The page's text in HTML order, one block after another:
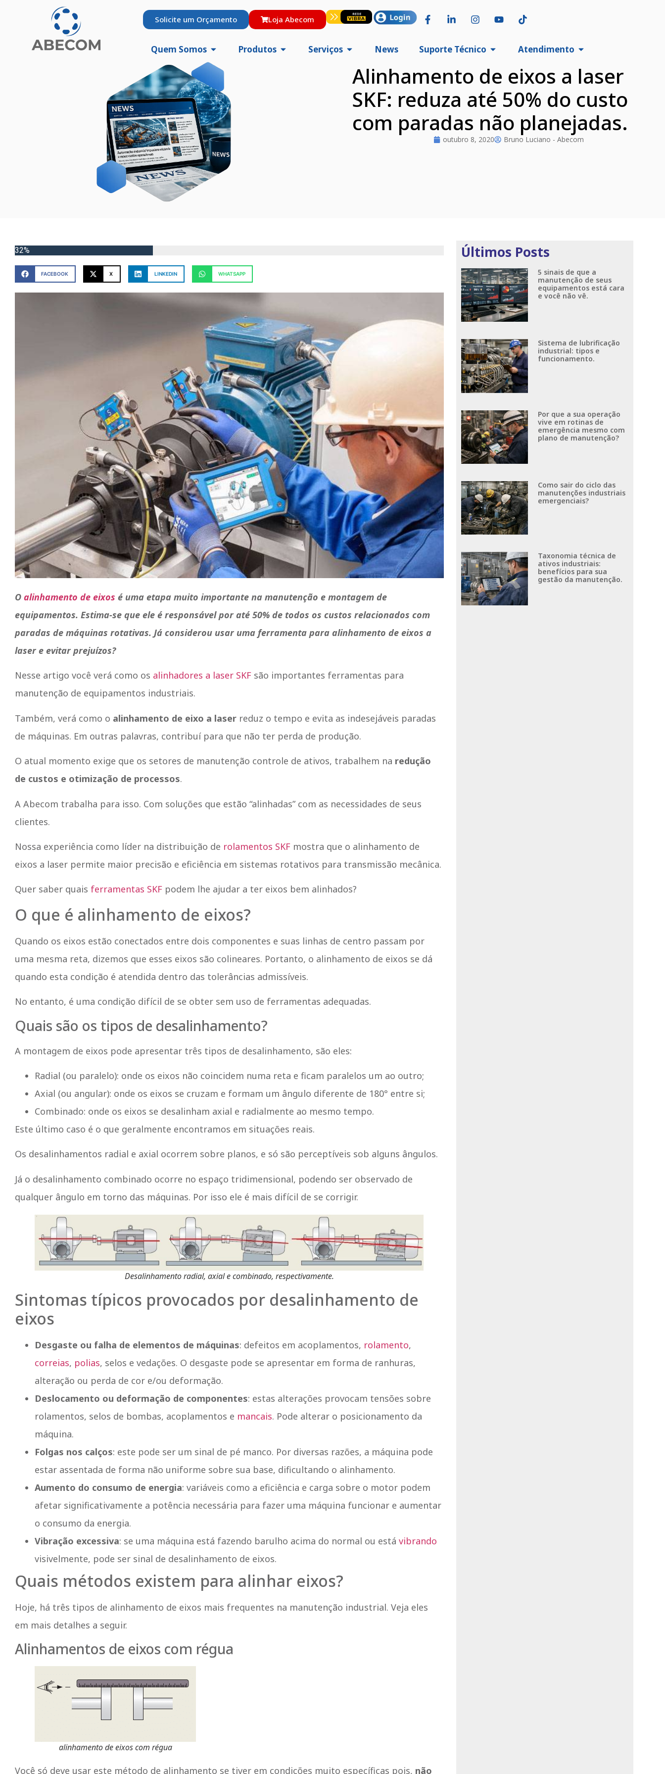
Solicite um Orçamento Loja Abecom
Quem Somos Produtos Serviços News Suporte Técnico Atendimento
Alinhamento de eixos a laser
SKF: reduza até 50% do custo
com paradas não planejadas.
outubro 8, 2020 Bruno Luciano - Abecom
32%
FACEBOOK X LINKEDIN WHATSAPP
O alinhamento de eixos é uma etapa muito importante na manutenção e montagem de
equipamentos. Estima-se que ele é responsável por até 50% de todos os custos relacionados com
paradas de máquinas rotativas. Já considerou usar uma ferramenta para alinhamento de eixos a
laser e evitar prejuízos?
Nesse artigo você verá como os alinhadores a laser SKF são importantes ferramentas para
manutenção de equipamentos industriais.
Também, verá como o alinhamento de eixo a laser reduz o tempo e evita as indesejáveis paradas
de máquinas. Em outras palavras, contribuí para que não ter perda de produção.
O atual momento exige que os setores de manutenção controle de ativos, trabalhem na redução
de custos e otimização de processos.
A Abecom trabalha para isso. Com soluções que estão “alinhadas” com as necessidades de seus
clientes.
Nossa experiência como líder na distribuição de rolamentos SKF mostra que o alinhamento de
eixos a laser permite maior precisão e eficiência em sistemas rotativos para transmissão mecânica.
Quer saber quais ferramentas SKF podem lhe ajudar a ter eixos bem alinhados?
O que é alinhamento de eixos?
Quando os eixos estão conectados entre dois componentes e suas linhas de centro passam por
uma mesma reta, dizemos que esses eixos são colineares. Portanto, o alinhamento de eixos se dá
quando esta condição é atendida dentro das tolerâncias admissíveis.
No entanto, é uma condição difícil de se obter sem uso de ferramentas adequadas.
Quais são os tipos de desalinhamento?
A montagem de eixos pode apresentar três tipos de desalinhamento, são eles:
Radial (ou paralelo): onde os eixos não coincidem numa reta e ficam paralelos um ao outro;
Axial (ou angular): onde os eixos se cruzam e formam um ângulo diferente de 180° entre si;
Combinado: onde os eixos se desalinham axial e radialmente ao mesmo tempo.
Este último caso é o que geralmente encontramos em situações reais.
Os desalinhamentos radial e axial ocorrem sobre planos, e só são perceptíveis sob alguns ângulos.
Já o desalinhamento combinado ocorre no espaço tridimensional, podendo ser observado de
qualquer ângulo em torno das máquinas. Por isso ele é mais difícil de se corrigir.
Desalinhamento radial, axial e combinado, respectivamente.
Sintomas típicos provocados por desalinhamento de
eixos
Desgaste ou falha de elementos de máquinas: defeitos em acoplamentos, rolamento,
correias, polias, selos e vedações. O desgaste pode se apresentar em forma de ranhuras,
alteração ou perda de cor e/ou deformação.
Deslocamento ou deformação de componentes: estas alterações provocam tensões sobre
rolamentos, selos de bombas, acoplamentos e mancais. Pode alterar o posicionamento da
máquina.
Folgas nos calços: este pode ser um sinal de pé manco. Por diversas razões, a máquina pode
estar assentada de forma não uniforme sobre sua base, dificultando o alinhamento.
Aumento do consumo de energia: variáveis como a eficiência e carga sobre o motor podem
afetar significativamente a potência necessária para fazer uma máquina funcionar e aumentar
o consumo da energia.
Vibração excessiva: se uma máquina está fazendo barulho acima do normal ou está vibrando
visivelmente, pode ser sinal de desalinhamento de eixos.
Quais métodos existem para alinhar eixos?
Hoje, há três tipos de alinhamento de eixos mais frequentes na manutenção industrial. Veja eles
em mais detalhes a seguir.
Alinhamentos de eixos com régua
alinhamento de eixos com régua
Você só deve usar este método de alinhamento se tiver em condições muito específicas pois, não
Últimos Posts
5 sinais de que a
manutenção de seus
equipamentos está cara
e você não vê.
Sistema de lubrificação
industrial: tipos e
funcionamento.
Por que a sua operação
vive em rotinas de
emergência mesmo com
plano de manutenção?
Como sair do ciclo das
manutenções industriais
emergenciais?
Taxonomia técnica de
ativos industriais:
benefícios para sua
gestão da manutenção.